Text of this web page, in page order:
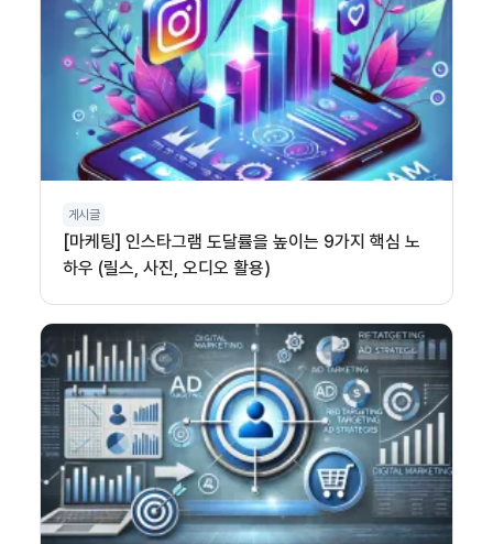
게시글
[마케팅] 인스타그램 도달률을 높이는 9가지 핵심 노
하우 (릴스, 사진, 오디오 활용)